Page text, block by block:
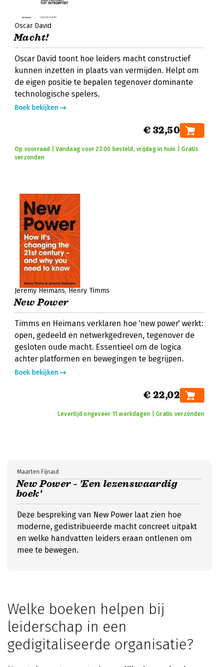
Oscar David
Macht!
Oscar David toont hoe leiders macht constructief
kunnen inzetten in plaats van vermijden. Helpt om
de eigen positie te bepalen tegenover dominante
technologische spelers.
Boek bekijken
€ 32,50
Op voorraad | Vandaag voor 23:00 besteld, vrijdag in huis | Gratis
verzonden
Jeremy Heimans Henry Timms
New Power
Timms en Heimans verklaren hoe 'new power' werkt:
open, gedeeld en netwerkgedreven, tegenover de
gesloten oude macht. Essentieel om de logica
achter platformen en bewegingen te begrijpen.
Boek bekijken
€ 22,02
Levertijd ongeveer 11 werkdagen | Gratis verzonden
New Power - 'Een lezenswaardig
boek'
Maarten Fijnaut
Deze bespreking van New Power laat zien hoe
moderne, gedistribueerde macht concreet uitpakt
en welke handvatten leiders eraan ontlenen om
mee te bewegen.
Welke boeken helpen bij
leiderschap in een
gedigitaliseerde organisatie?